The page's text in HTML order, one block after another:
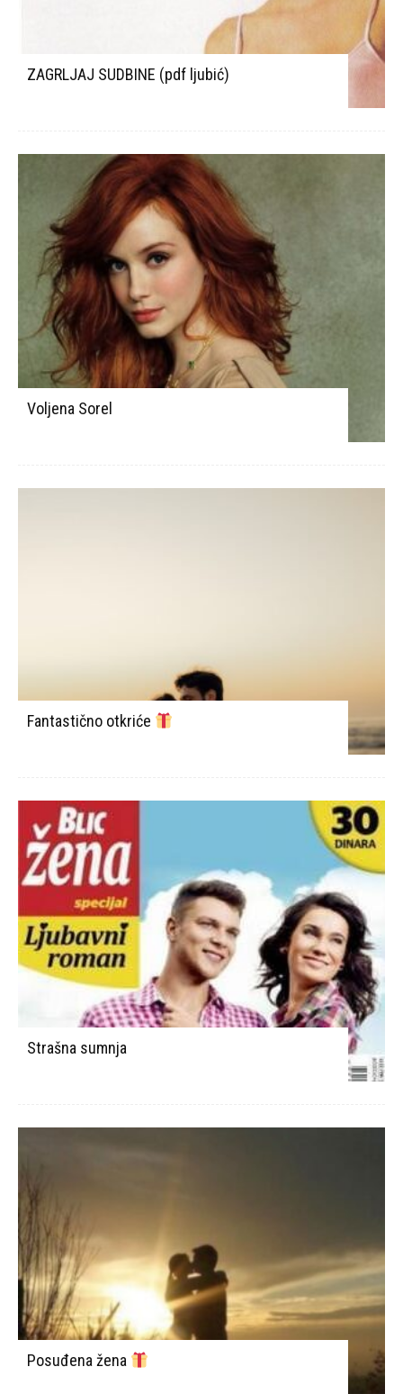
ZAGRLJAJ SUDBINE (pdf ljubić)
Voljena Sorel
Fantastično otkriće
Strašna sumnja
Posuđena žena